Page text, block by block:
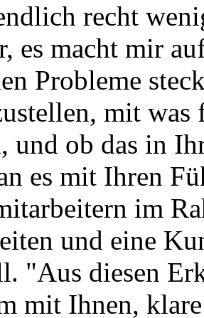
recht
es macht mir
Probleme
mit was
und ob das in
es mit Ihren
im
und eine
"Aus diesen
mit Ihnen,